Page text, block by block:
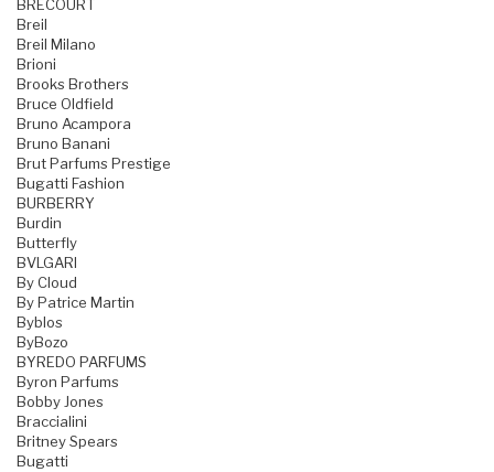
BRECOURT
Breil
Breil Milano
Brioni
Brooks Brothers
Bruce Oldfield
Bruno Acampora
Bruno Banani
Brut Parfums Prestige
Bugatti Fashion
BURBERRY
Burdin
Butterfly
BVLGARI
By Cloud
By Patrice Martin
Byblos
ByBozo
BYREDO PARFUMS
Byron Parfums
Bobby Jones
Braccialini
Britney Spears
Bugatti